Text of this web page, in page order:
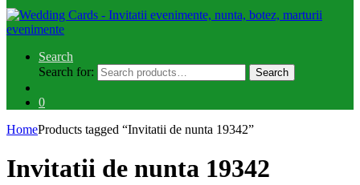
Search
Search for:
Search
0
HomeProducts tagged “Invitatii de nunta 19342”
Invitatii de nunta 19342